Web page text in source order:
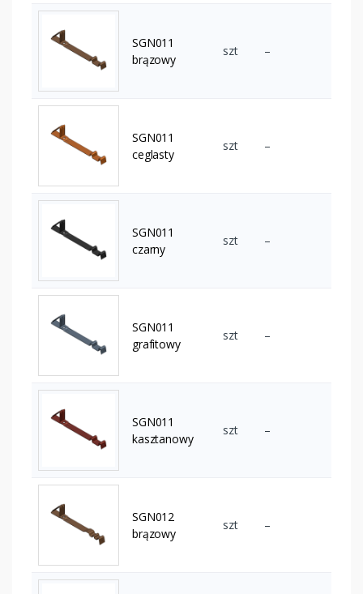
SGN011
brązowy
szt –
SGN011
ceglasty
szt –
SGN011
czarny
szt –
SGN011
grafitowy
szt –
SGN011
kasztanowy
szt –
SGN012
brązowy
szt –